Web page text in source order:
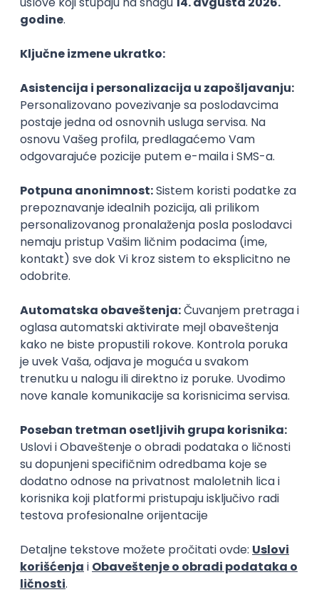
Drugi dan, 27.10, sa početkom u 12h se vidimo na
Ekonomskom fakultetu u amfiteatru 4, gde te
očekuje interaktivna NLP radionica i predavanje o
uticaju fizičke aktivnosti na tvoje mentalno zdravlje.
Otkrićeš kako redovno vežbanje i sport mogu
poboljšati tvoje mentalno stanje, smanjiti stres i
povećati produktivnost.
Prijava
Prijavi se ispod teksta).
Organizator
VofS - Voice of Students
Rok za prijavu
26. oktobar 2024.
Prijava je zatvorena
Sačuvaj dešavanje
Slična dešavanja